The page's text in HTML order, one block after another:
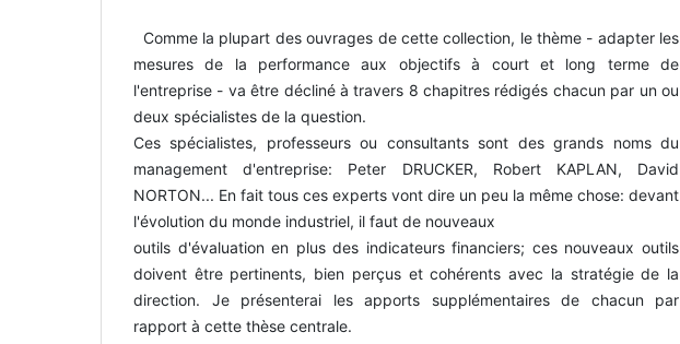
Comme la plupart des ouvrages de cette collection, le thème - adapter les
mesures de la performance aux objectifs à court et long terme de
l'entreprise - va être décliné à travers 8 chapitres rédigés chacun par un ou
deux spécialistes de la question.
Ces spécialistes, professeurs ou consultants sont des grands noms du
management d'entreprise: Peter DRUCKER, Robert KAPLAN, David
NORTON... En fait tous ces experts vont dire un peu la même chose: devant
l'évolution du monde industriel, il faut de nouveaux
outils d'évaluation en plus des indicateurs financiers; ces nouveaux outils
doivent être pertinents, bien perçus et cohérents avec la stratégie de la
direction. Je présenterai les apports supplémentaires de chacun par
rapport à cette thèse centrale.